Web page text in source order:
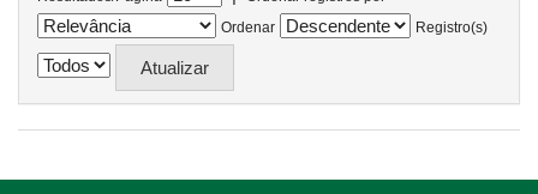
Ordenar
Registro(s)